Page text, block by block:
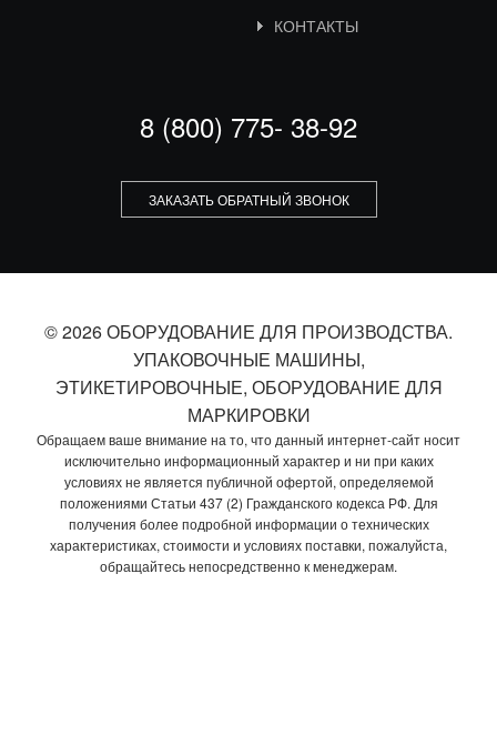
КОНТАКТЫ
8 (800) 775- 38-92
ЗАКАЗАТЬ ОБРАТНЫЙ ЗВОНОК
© 2026 ОБОРУДОВАНИЕ ДЛЯ ПРОИЗВОДСТВА.
УПАКОВОЧНЫЕ МАШИНЫ,
ЭТИКЕТИРОВОЧНЫЕ, ОБОРУДОВАНИЕ ДЛЯ
МАРКИРОВКИ
Обращаем ваше внимание на то, что данный интернет-сайт носит
исключительно информационный характер и ни при каких
условиях не является публичной офертой, определяемой
положениями Статьи 437 (2) Гражданского кодекса РФ. Для
получения более подробной информации о технических
характеристиках, стоимости и условиях поставки, пожалуйста,
обращайтесь непосредственно к менеджерам.